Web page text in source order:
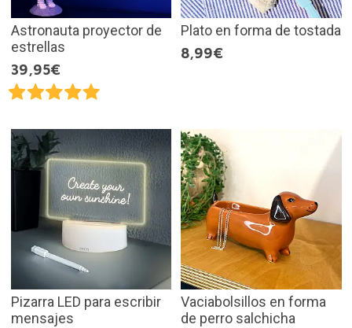
Astronauta proyector de
estrellas
39,95€
Plato en forma de tostada
8,99€
Pizarra LED para escribir
mensajes
Vaciabolsillos en forma
de perro salchicha